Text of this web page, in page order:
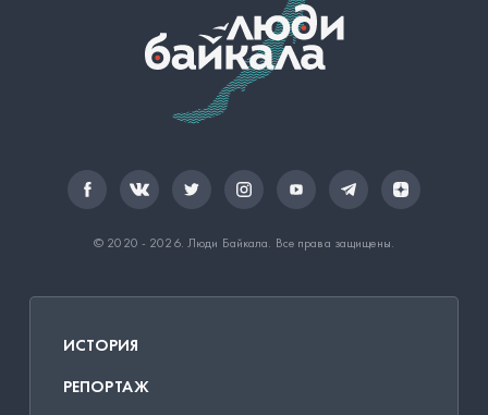
© 2020 - 2026. Люди Байкала . Все права защищены.
ИСТОРИЯ
РЕПОРТАЖ